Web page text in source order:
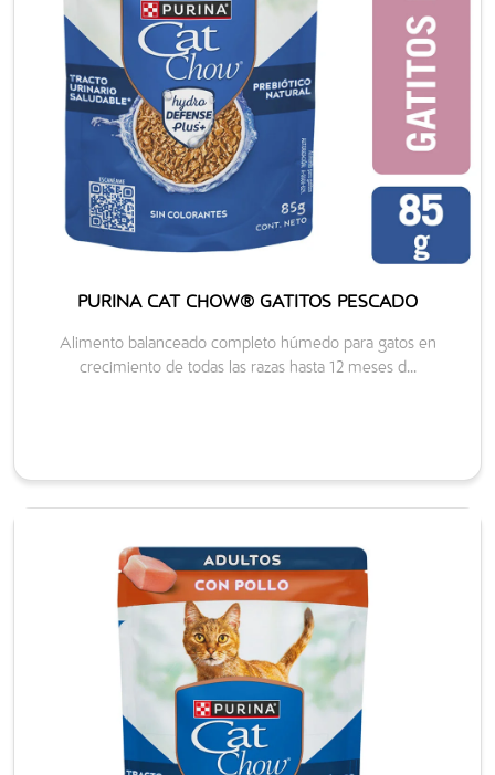
PURINA CAT CHOW® GATITOS PESCADO
Alimento balanceado completo húmedo para gatos en
crecimiento de todas las razas hasta 12 meses d...